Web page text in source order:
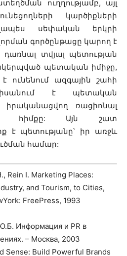
ուղղությամբ, այլ
կարծիքների
սեփական երկրի
գործընթացը կարող է
տվյալ պետության
պետական իմիջը,
ունենում ազգային շահի
է պետական
իրականացվող ռացիոնալ
հիմքը: Այն շատ
է պետությանը՝ իր առջև
համար:
Rein I. Marketing Places:
and Tourism, to Cities,
FreePress, 1993
Информация и PR в
– Москва, 2003
Sense: Build Powerful Brands